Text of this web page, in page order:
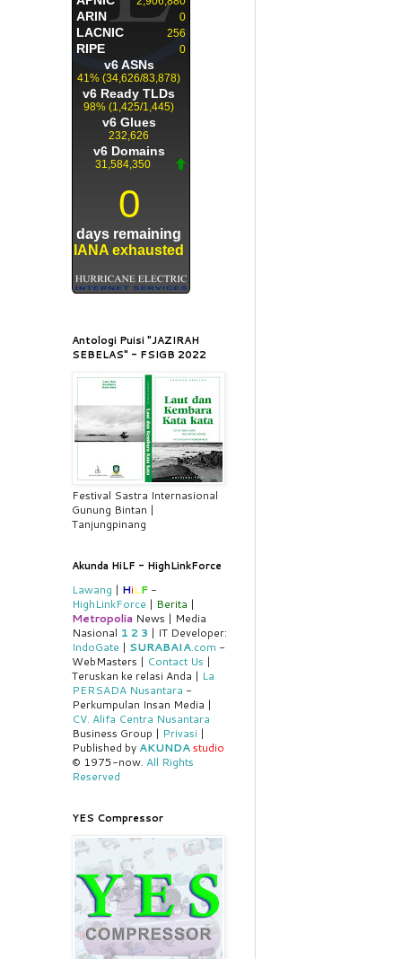
Antologi Puisi "JAZIRAH
SEBELAS" - FSIGB 2022
Festival Sastra Internasional
Gunung Bintan |
Tanjungpinang
Akunda HiLF - HighLinkForce
Lawang | HiLF -
HighLinkForce | Berita |
Metropolia News | Media
Nasional 1 2 3 | IT Developer:
IndoGate | SURABAIA.com -
WebMasters | Contact Us |
Teruskan ke relasi Anda | La
PERSADA Nusantara -
Perkumpulan Insan Media |
CV. Alifa Centra Nusantara
Business Group | Privasi |
Published by AKUNDAstudio
© 1975-now. All Rights
Reserved
YES Compressor